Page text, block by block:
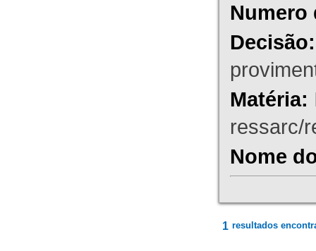
Numero
Decisão:
Matéria:
ressarc/
Nome
1 resultados